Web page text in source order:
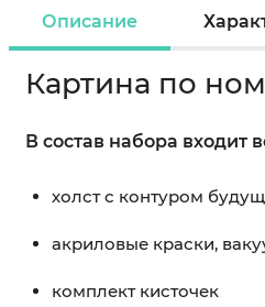
Описание
Картина по
В состав набора входит
холст с контуром
акриловые краски,
комплект кисточек